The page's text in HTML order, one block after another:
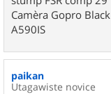
Camèra Gopro
A590IS
paikan
Utagawiste novice